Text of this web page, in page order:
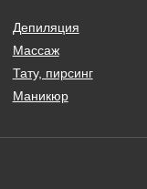
Депиляция
Массаж
Тату, пирсинг
Маникюр